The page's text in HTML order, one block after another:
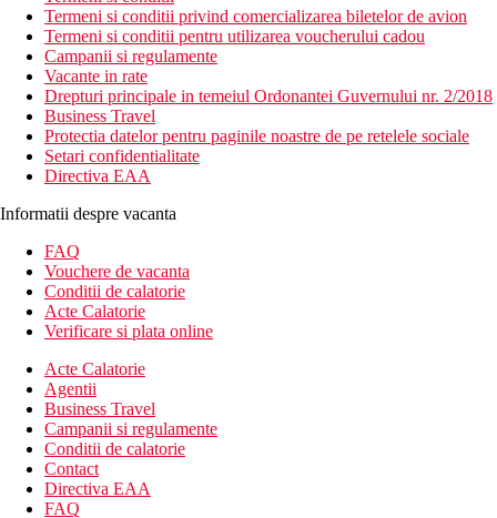
Termeni si conditii privind comercializarea biletelor de avion
Termeni si conditii pentru utilizarea voucherului cadou
Campanii si regulamente
Vacante in rate
Drepturi principale in temeiul Ordonantei Guvernului nr. 2/2018
Business Travel
Protectia datelor pentru paginile noastre de pe retelele sociale
Setari confidentialitate
Directiva EAA
Informatii despre vacanta
FAQ
Vouchere de vacanta
Conditii de calatorie
Acte Calatorie
Verificare si plata online
Acte Calatorie
Agentii
Business Travel
Campanii si regulamente
Conditii de calatorie
Contact
Directiva EAA
FAQ